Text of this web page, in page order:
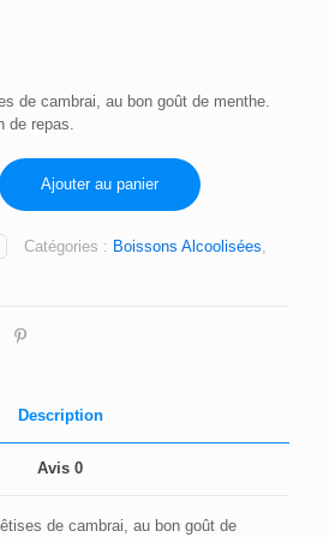
de cambrai, au bon goût de menthe.
de repas.
Ajouter au panier
Catégories : Boissons Alcoolisées
Description
Avis 0
de cambrai, au bon goût de